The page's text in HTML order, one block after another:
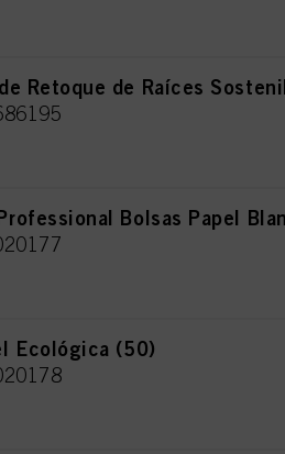
Retoque de Raíces
Bolsas Papel
Ecológica (50)